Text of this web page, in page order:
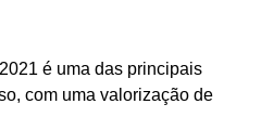
é uma das principais
com uma valorização de